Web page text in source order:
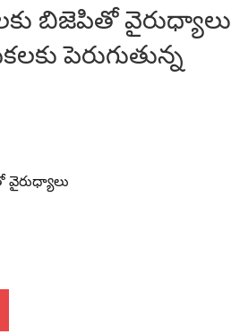
బిజెపితో వైరుధ్యాలు
పెరుగుతున్న
వైరుధ్యాలు